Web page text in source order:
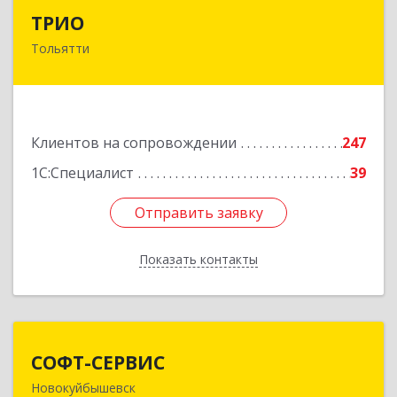
ТРИО
Тольятти
Клиентов на сопровождении
247
1С:Специалист
39
Отправить заявку
Показать контакты
Отправить заявку
Назад
СОФТ-СЕРВИС
Новокуйбышевск
446206, Самарская обл, Новокуйбышевск г,